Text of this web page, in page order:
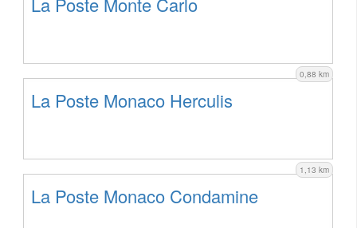
0,88 km
La Poste Monaco Herculis
1,13 km
La Poste Monaco Condamine